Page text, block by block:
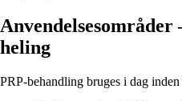
heling
PRP-behandling bruges i dag